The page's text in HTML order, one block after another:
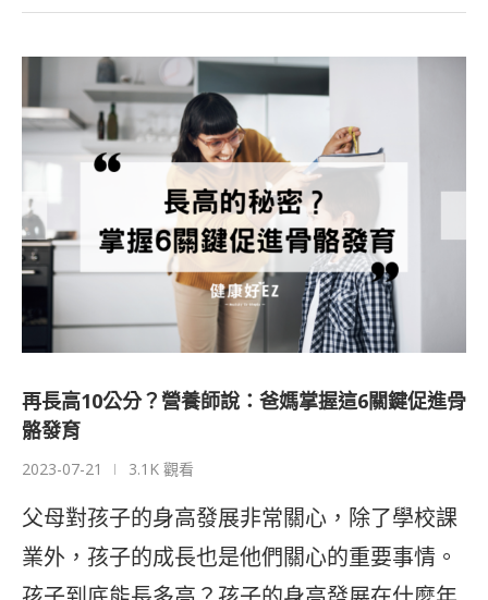
再長高10公分？營養師說：爸媽掌握這6關鍵促進骨
骼發育
2023-07-21 3.1K 觀看
父母對孩子的身高發展非常關心，除了學校課
業外，孩子的成長也是他們關心的重要事情。